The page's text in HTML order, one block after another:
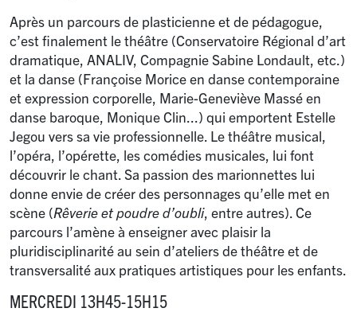
Après un parcours de plasticienne et de pédagogue,
c’est finalement le théâtre (Conservatoire Régional d’art
dramatique, ANALIV, Compagnie Sabine Londault, etc.)
et la danse (Françoise Morice en danse contemporaine
et expression corporelle, Marie-Geneviève Massé en
danse baroque, Monique Clin...) qui emportent Estelle
Jegou vers sa vie professionnelle. Le théâtre musical,
l’opéra, l’opérette, les comédies musicales, lui font
découvrir le chant. Sa passion des marionnettes lui
donne envie de créer des personnages qu’elle met en
scène (Rêverie et poudre d’oubli, entre autres). Ce
parcours l’amène à enseigner avec plaisir la
pluridisciplinarité au sein d’ateliers de théâtre et de
transversalité aux pratiques artistiques pour les enfants.
MERCREDI 13H45-15H15